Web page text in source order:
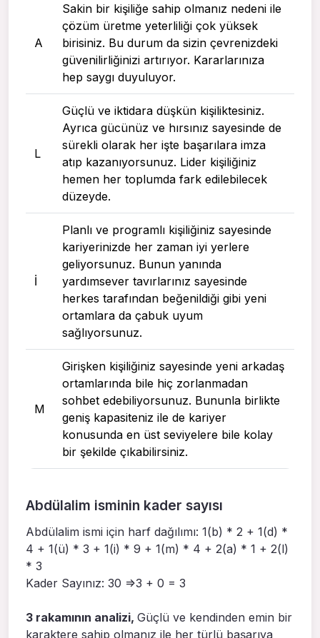
A
Sakin bir kişiliğe sahip olmanız nedeni ile
çözüm üretme yeterliliği çok yüksek
birisiniz. Bu durum da sizin çevrenizdeki
güvenilirliğinizi artırıyor. Kararlarınıza
hep saygı duyuluyor.
L
Güçlü ve iktidara düşkün kişiliktesiniz.
Ayrıca gücünüz ve hırsınız sayesinde de
sürekli olarak her işte başarılara imza
atıp kazanıyorsunuz. Lider kişiliğiniz
hemen her toplumda fark edilebilecek
düzeyde.
I
Planlı ve programlı kişiliğiniz sayesinde
kariyerinizde her zaman iyi yerlere
geliyorsunuz. Bunun yanında
yardımsever tavırlarınız sayesinde
herkes tarafından beğenildiği gibi yeni
ortamlara da çabuk uyum
sağlıyorsunuz.
M
Girişken kişiliğiniz sayesinde yeni arkadaş
ortamlarında bile hiç zorlanmadan
sohbet edebiliyorsunuz. Bununla birlikte
geniş kapasiteniz ile de kariyer
konusunda en üst seviyelere bile kolay
bir şekilde çıkabilirsiniz.
Abdülalim isminin kader sayısı
Abdülalim ismi için harf dağılımı: 1(b) * 2 + 1(d) *
4 + 1(ü) * 3 + 1(i) * 9 + 1(m) * 4 + 2(a) * 1 + 2(l)
* 3
Kader Sayınız: 30 =>3 + 0 = 3
3 rakamının analizi, Güçlü ve kendinden emin bir
karaktere sahip olmanız ile her türlü başarıya